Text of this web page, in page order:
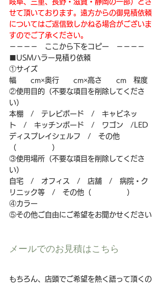
せて頂いております。遠方からの御見積依頼
についてはご返信致しかねる場合がございま
すのでご了承ください。
－－－－　ここから下をコピー　－－－－
■USMハラー見積り依頼
①サイズ
幅　　cm×奥行　　cm×高さ　　cm　程度
②使用目的（不要な項目を削除してくださ
い）
本棚　/　テレビボード　/　キャビネッ
ト　/　キッチンボード　/　ワゴン　/LED
ディスプレイシェルフ　/　その他
（　　　　　）
③使用場所（不要な項目を削除してくださ
い）
自宅　/　オフィス　/　店舗　/　病院・ク
リニック等　/　その他（　　　　　）
④カラー
⑤その他ご自由にご希望をお聞かせください
メールでのお見積はこちら
もちろん、店頭でご希望を熱く語って頂くの